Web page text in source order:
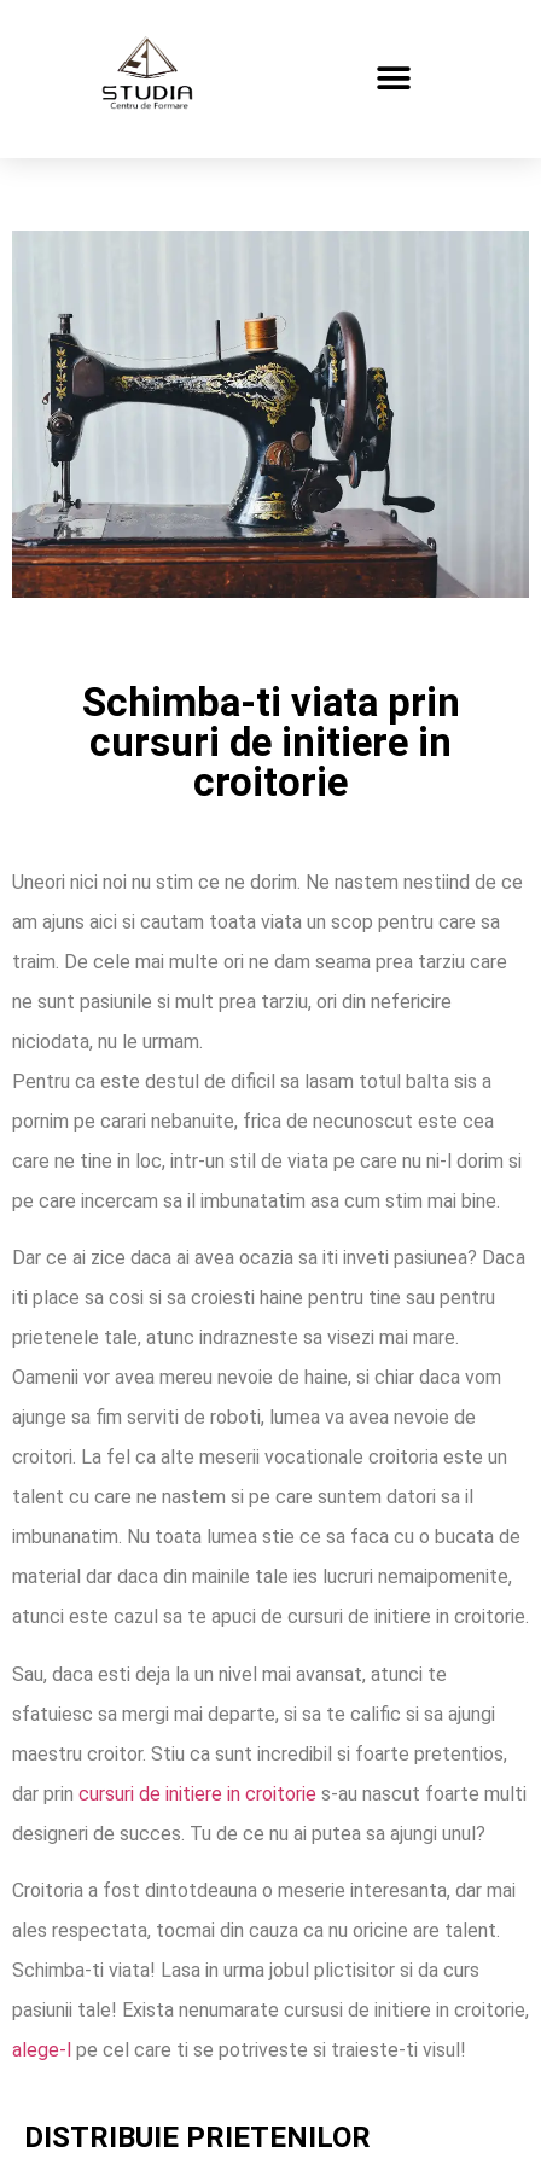
Schimba-ti viata prin
cursuri de initiere in
croitorie
Uneori nici noi nu stim ce ne dorim. Ne nastem nestiind de ce
am ajuns aici si cautam toata viata un scop pentru care sa
traim. De cele mai multe ori ne dam seama prea tarziu care
ne sunt pasiunile si mult prea tarziu, ori din nefericire
niciodata, nu le urmam.
Pentru ca este destul de dificil sa lasam totul balta sis a
pornim pe carari nebanuite, frica de necunoscut este cea
care ne tine in loc, intr-un stil de viata pe care nu ni-l dorim si
pe care incercam sa il imbunatatim asa cum stim mai bine.
Dar ce ai zice daca ai avea ocazia sa iti inveti pasiunea? Daca
iti place sa cosi si sa croiesti haine pentru tine sau pentru
prietenele tale, atunc indrazneste sa visezi mai mare.
Oamenii vor avea mereu nevoie de haine, si chiar daca vom
ajunge sa fim serviti de roboti, lumea va avea nevoie de
croitori. La fel ca alte meserii vocationale croitoria este un
talent cu care ne nastem si pe care suntem datori sa il
imbunanatim. Nu toata lumea stie ce sa faca cu o bucata de
material dar daca din mainile tale ies lucruri nemaipomenite,
atunci este cazul sa te apuci de cursuri de initiere in croitorie.
Sau, daca esti deja la un nivel mai avansat, atunci te
sfatuiesc sa mergi mai departe, si sa te calific si sa ajungi
maestru croitor. Stiu ca sunt incredibil si foarte pretentios,
dar prin cursuri de initiere in croitorie s-au nascut foarte multi
designeri de succes. Tu de ce nu ai putea sa ajungi unul?
Croitoria a fost dintotdeauna o meserie interesanta, dar mai
ales respectata, tocmai din cauza ca nu oricine are talent.
Schimba-ti viata! Lasa in urma jobul plictisitor si da curs
pasiunii tale! Exista nenumarate cursusi de initiere in croitorie,
alege-l pe cel care ti se potriveste si traieste-ti visul!
DISTRIBUIE PRIETENILOR